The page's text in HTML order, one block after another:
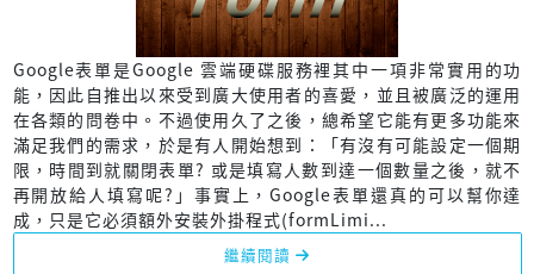
Google表單是Google 雲端硬碟服務裡其中一項非常實用的功
能，因此自推出以來受到廣大使用者的喜愛，並且被廣泛的運用
在各類的問卷中。不過使用久了之後，總希望它能有更多功能來
滿足我們的需求，於是有人開始想到：「有沒有可能設定一個期
限，時間到就關閉表單? 或是填寫人數到達一個數量之後，就不
再開放給人填寫呢?」事實上，Google表單還真的可以幫你達
成，只是它必須額外安裝外掛程式(formLimi...
繼續閱讀